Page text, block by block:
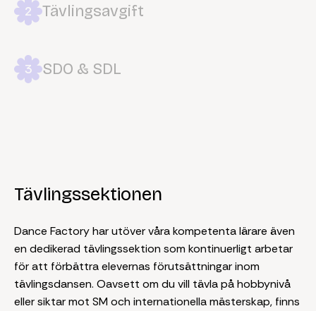
2 Tävlingsavgift
3 SDO & SDL
Tävlingssektionen
Dance Factory har utöver våra kompetenta lärare även
en dedikerad tävlingssektion som kontinuerligt arbetar
för att förbättra elevernas förutsättningar inom
tävlingsdansen. Oavsett om du vill tävla på hobbynivå
eller siktar mot SM och internationella mästerskap, finns